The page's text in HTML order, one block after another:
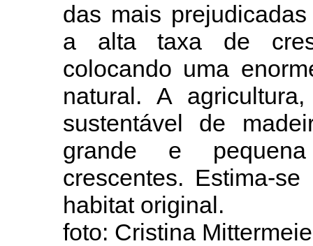
das mais
a alta taxa de
colocando uma
natural. A
sustentável de
grande e
crescentes. Estima-
habitat original.
foto: Cristina